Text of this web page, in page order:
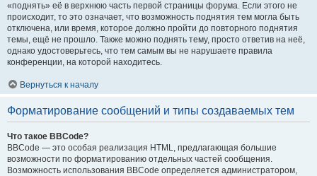
«поднять» её в верхнюю часть первой страницы форума. Если этого не
происходит, то это означает, что возможность поднятия тем могла быть
отключена, или время, которое должно пройти до повторного поднятия
темы, ещё не прошло. Также можно поднять тему, просто ответив на неё,
однако удостоверьтесь, что тем самым вы не нарушаете правила
конференции, на которой находитесь.
Вернуться к началу
Форматирование сообщений и типы создаваемых тем
Что такое BBCode?
BBCode — это особая реализация HTML, предлагающая большие
возможности по форматированию отдельных частей сообщения.
Возможность использования BBCode определяется администратором,